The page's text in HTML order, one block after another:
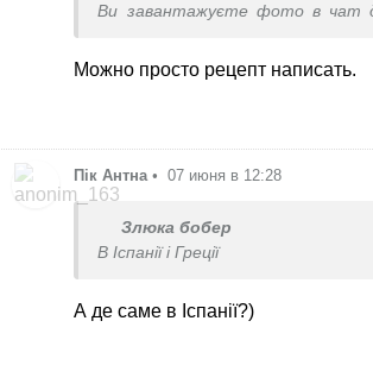
Ви завантажуєте фото в чат
Можно просто рецепт написать.
Пік Антна • 07 июня в 12:28
Злюка бобер
В Іспанії і Греції
А де саме в Іспанії?)